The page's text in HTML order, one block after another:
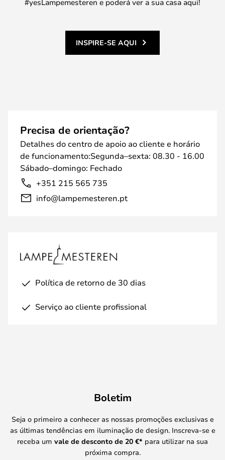
#yesLampemesteren e poderá ver a sua casa aqui!
INSPIRE-SE AQUI
Precisa de orientação?
Detalhes do centro de apoio ao cliente e horário
de funcionamento:Segunda–sexta: 08.30 - 16.00
Sábado–domingo: Fechado
+351 215 565 735
info@lampemesteren.pt
Política de retorno de 30 dias
Serviço ao cliente profissional
Boletim
Seja o primeiro a conhecer as nossas promoções exclusivas e
as últimas tendências em iluminação de design. Inscreva-se e
receba um vale de desconto de 20 €* para utilizar na sua
próxima compra.